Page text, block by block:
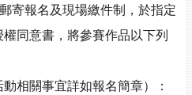
報名及現場繳件制，於指定
同意書，將參賽作品以下列
事宜詳如報名簡章）：